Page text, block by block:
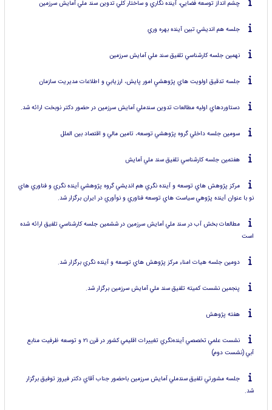
چشم انداز توسعه فضايي، آينده نگاري و ساختار كلي تدوين سند ملي آمايش سرزمين
جلسه هم انديشي تبين آينده بهره وري
نهمين جلسه كارشناسي تلفيق سند ملي آمايش سرزمين
جلسه تدقيق اولويت هاي پژوهشيِ امور پايش، ارزيابي و اطلاعات مديريت سازمان
دستاوردهاي اوليه مطالعات تدوين سندملي آمايش سرزمين در حضور دكتر نوبخت ارائه شد.
سومين جلسه داخلي گروه پژوهشي توسعه، تامين مالي و اقتصاد بين الملل
هفتمين جلسه كارشناسي تلفيق سند ملي آمايش
مركز پژوهش هاي توسعه و آينده نگري هم انديشي گروه پژوهشي آينده نگري و فناوري هاي
نو با عنوان آينده پژوهي سياست هاي توسعه فناوري و نوآوري در ايران برگزار شد.
مطالعات بخش آب در سند ملي آمايش سرزمين در ششمين جلسه كارشناسي تلفيق ارائه شده
است
دومين جلسه هيات امناء مركز پژوهش هاي توسعه و آينده نگري برگزار شد.
پنجمين نشست كميته تلفيق سند ملي آمايش سرزمين برگزار شد.
هفته پژوهش
نشست علمي تخصصي آينده‌نگري تغييرات اقليمي كشور در قرن ۲۱ و توسعه ظرفيت منابع
آبي (نشست دوم)
جلسه مشورتي تلفيق سندملي آمايش سرزمين باحضور جناب آقاي دكتر فيروز توفيق برگزار
شد.